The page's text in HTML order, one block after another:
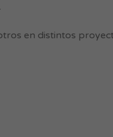
en distintos